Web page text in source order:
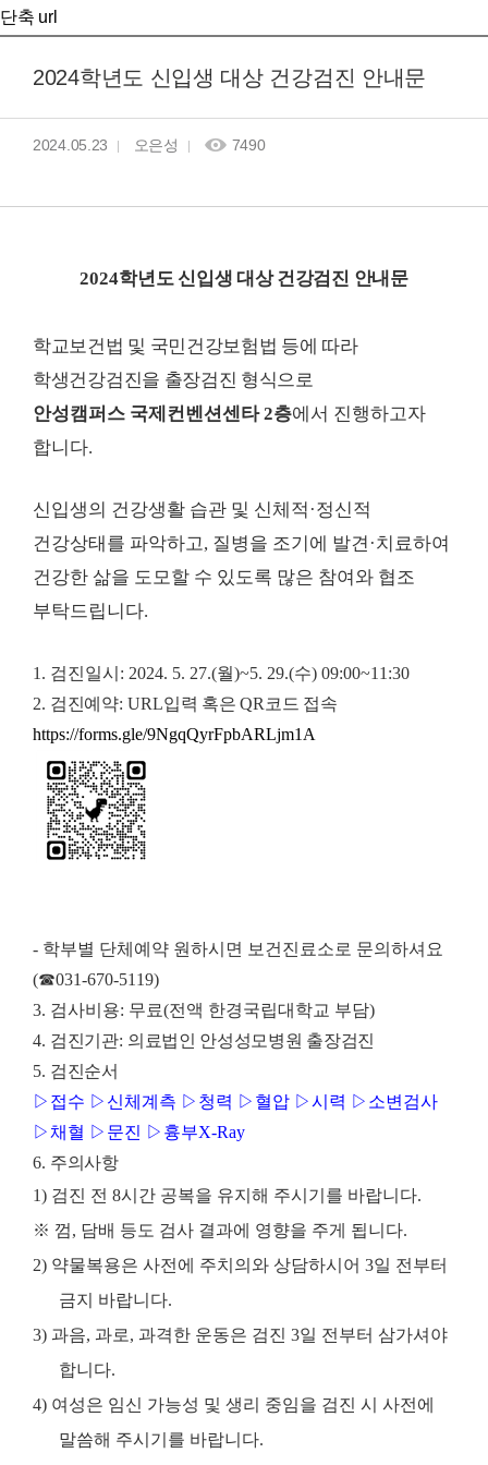
단축 url
2024학년도 신입생 대상 건강검진 안내문
2024.05.23 오은성 7490
2024학년도 신입생 대상 건강검진 안내문
학교보건법 및 국민건강보험법 등에 따라
학생건강검진을 출장검진 형식으로
안성캠퍼스 국제컨벤션센타2층에서 진행하고자
합니다.
신입생의 건강생활 습관 및 신체적 ·정신적
건강상태를 파악하고, 질병을 조기에 발견 ·치료하여
건강한 삶을 도모할 수 있도록 많은 참여와 협조
부탁드립니다.
1. 검진일시 : 2024. 5. 27.(월)~5. 29.(수) 09:00~11:30
2. 검진예약: URL입력 혹은QR 코드 접속
https://forms.gle/9NgqQyrFpbARLjm1A
- 학부별 단체예약 원하시면 보건진료소로 문의하셔요
(☎031-670-5119)
3. 검사비용: 무료(전액 한경국립대학교 부담)
4. 검진기관: 의료법인 안성성모병원 출장검진
5. 검진순서
▷ 접수 ▷ 신체계측 ▷ 청력 ▷ 혈압 ▷시력 ▷ 소변검사
▷ 채혈 ▷ 문진 ▷ 흉부X-Ray
6. 주의사항
1) 검진 전 8시간 공복을 유지해 주시기를 바랍니다.
※ 껌, 담배 등도 검사 결과에 영향을 주게 됩니다.
2) 약물복용은 사전에 주치의와 상담하시어 3일 전부터
금지 바랍니다.
3) 과음, 과로, 과격한 운동은 검진 3일 전부터 삼가셔야
합니다.
4) 여성은 임신 가능성 및 생리 중임을 검진 시 사전에
말씀해 주시기를 바랍니다.